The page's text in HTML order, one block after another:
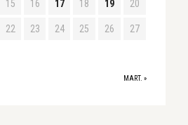
MART. »
15 16 17 18 19 20
22 23 24 25 26 27